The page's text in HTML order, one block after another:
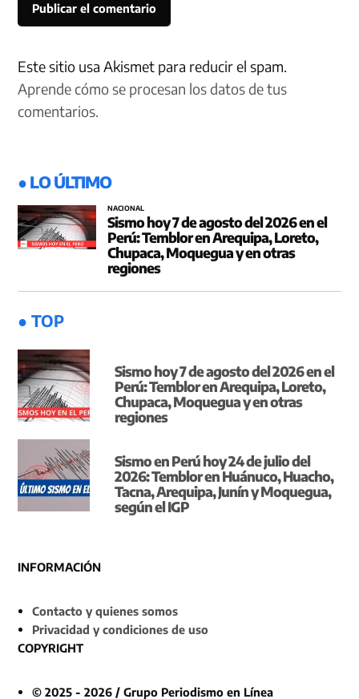
Este sitio usa Akismet para reducir el spam.
Aprende cómo se procesan los datos de tus
comentarios.
● LO ÚLTIMO
NACIONAL
Sismo hoy 7 de agosto del 2026 en el
Perú: Temblor en Arequipa, Loreto,
Chupaca, Moquegua y en otras
regiones
● TOP
Sismo hoy 7 de agosto del 2026 en el
Perú: Temblor en Arequipa, Loreto,
Chupaca, Moquegua y en otras
regiones
Sismo en Perú hoy 24 de julio del
2026: Temblor en Huánuco, Huacho,
Tacna, Arequipa, Junín y Moquegua,
según el IGP
INFORMACIÓN
Contacto y quienes somos
Privacidad y condiciones de uso
COPYRIGHT
© 2025 - 2026 / Grupo Periodismo en Línea